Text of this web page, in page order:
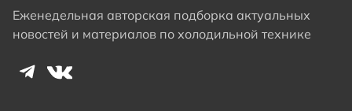
Еженедельная авторская подборка актуальных
новостей и материалов по холодильной технике